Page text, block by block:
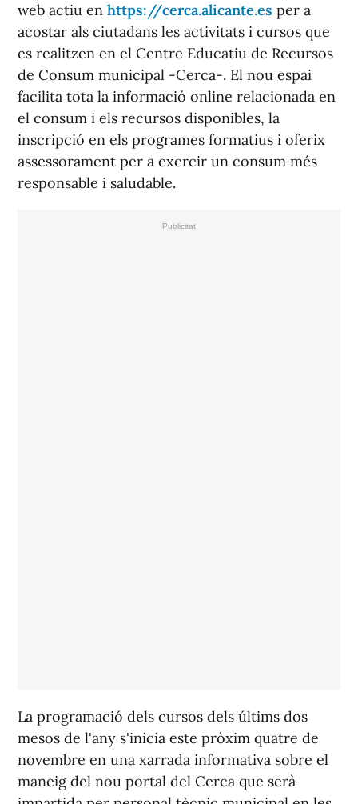
web actiu en https://cerca.alicante.es per a
acostar als ciutadans les activitats i cursos que
es realitzen en el Centre Educatiu de Recursos
de Consum municipal -Cerca-. El nou espai
facilita tota la informació online relacionada en
el consum i els recursos disponibles, la
inscripció en els programes formatius i oferix
assessorament per a exercir un consum més
responsable i saludable.
La programació dels cursos dels últims dos
mesos de l'any s'inicia este pròxim quatre de
novembre en una xarrada informativa sobre el
maneig del nou portal del Cerca que serà